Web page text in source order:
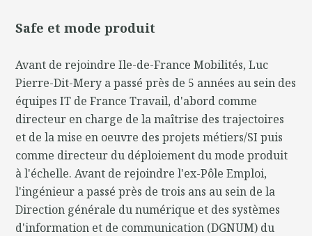
Safe et mode produit
Avant de rejoindre Ile-de-France Mobilités, Luc
Pierre-Dit-Mery a passé près de 5 années au sein des
équipes IT de France Travail, d'abord comme
directeur en charge de la maîtrise des trajectoires
et de la mise en oeuvre des projets métiers/SI puis
comme directeur du déploiement du mode produit
à l'échelle. Avant de rejoindre l'ex-Pôle Emploi,
l'ingénieur a passé près de trois ans au sein de la
Direction générale du numérique et des systèmes
d'information et de communication (DGNUM) du